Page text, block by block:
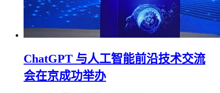
ChatGPT 与人工智能前沿技术交流
会在京成功举办